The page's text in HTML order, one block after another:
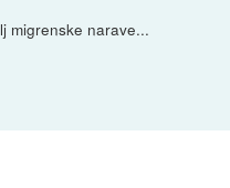
migrenske narave...